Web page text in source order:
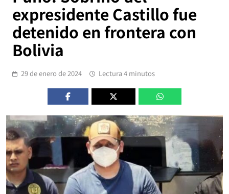
expresidente Castillo fue
detenido en frontera con
Bolivia
29 de enero de 2024 Lectura 4 minutos